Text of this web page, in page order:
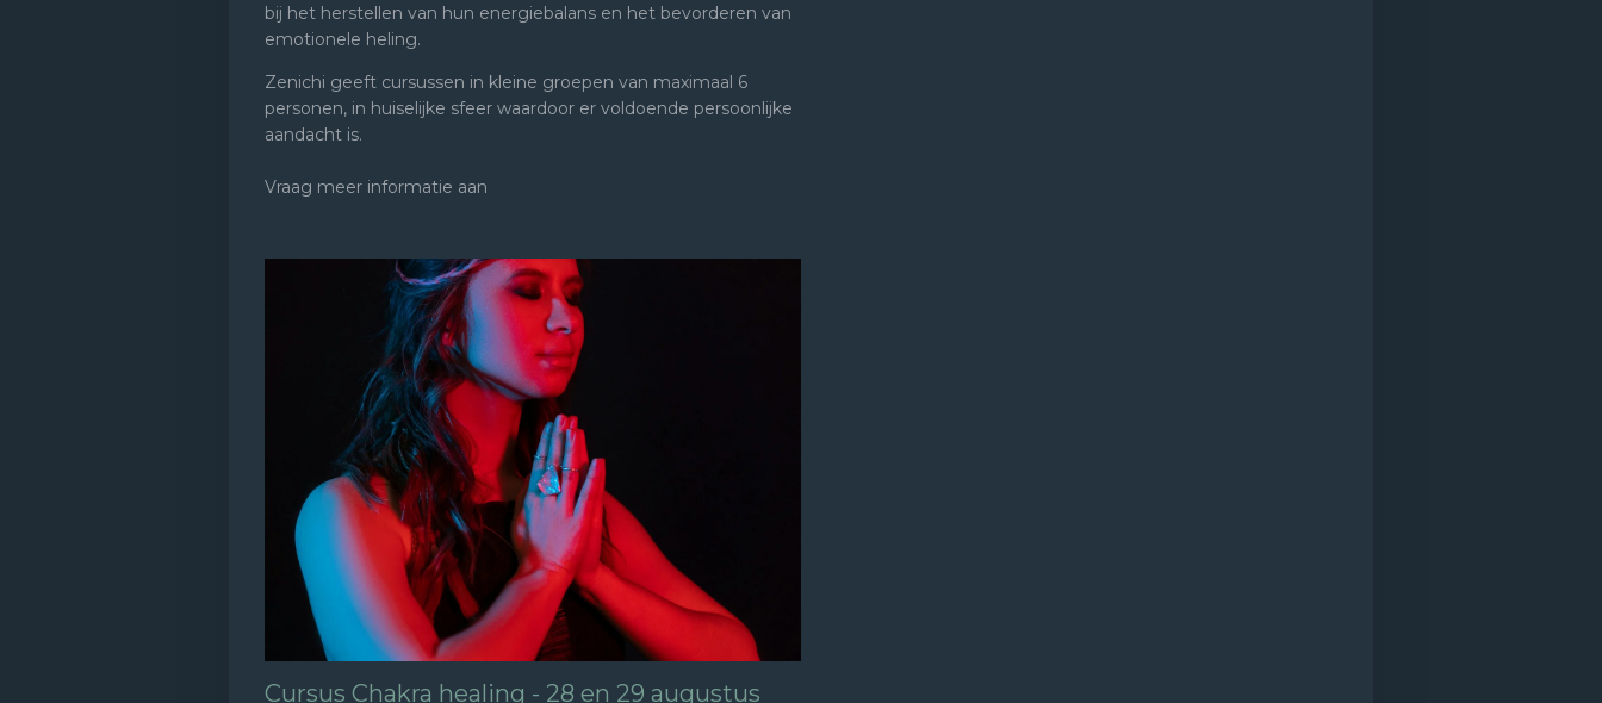
bij het herstellen van hun energiebalans en het bevorderen van
emotionele heling.
Zenichi geeft cursussen in kleine groepen van maximaal 6
personen, in huiselijke sfeer waardoor er voldoende persoonlijke
aandacht is.
Vraag meer informatie aan
Cursus Chakra healing - 28 en 29 augustus